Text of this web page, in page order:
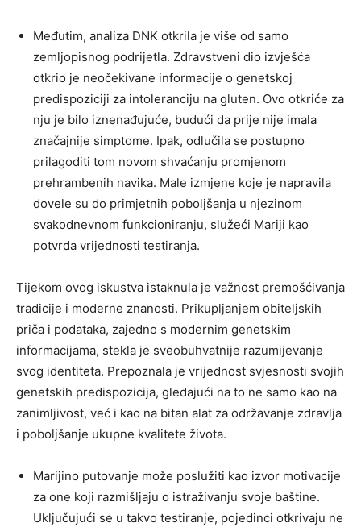
Međutim, analiza DNK otkrila je više od samo
zemljopisnog podrijetla. Zdravstveni dio izvješća
otkrio je neočekivane informacije o genetskoj
predispoziciji za intoleranciju na gluten. Ovo otkriće za
nju je bilo iznenađujuće, budući da prije nije imala
značajnije simptome. Ipak, odlučila se postupno
prilagoditi tom novom shvaćanju promjenom
prehrambenih navika. Male izmjene koje je napravila
dovele su do primjetnih poboljšanja u njezinom
svakodnevnom funkcioniranju, služeći Mariji kao
potvrda vrijednosti testiranja.
Tijekom ovog iskustva istaknula je važnost premošćivanja
tradicije i moderne znanosti. Prikupljanjem obiteljskih
priča i podataka, zajedno s modernim genetskim
informacijama, stekla je sveobuhvatnije razumijevanje
svog identiteta. Prepoznala je vrijednost svjesnosti svojih
genetskih predispozicija, gledajući na to ne samo kao na
zanimljivost, već i kao na bitan alat za održavanje zdravlja
i poboljšanje ukupne kvalitete života.
Marijino putovanje može poslužiti kao izvor motivacije
za one koji razmišljaju o istraživanju svoje baštine.
Uključujući se u takvo testiranje, pojedinci otkrivaju ne